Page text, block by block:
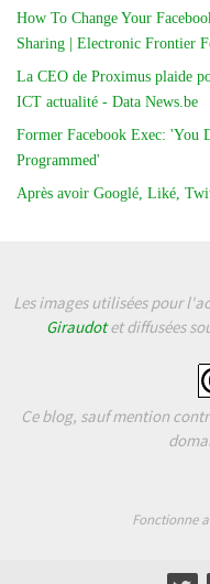
How To Change Your
Sharing | Electronic Frontier
La CEO de Proximus plaide
ICT actualité - Data News.be
Former Facebook Exec: 'You
Programmed'
Après avoir Googlé, Liké,
Les images utilisées pour
Giraudotet diffusées
Ce blog, sauf mention
Fonctionne